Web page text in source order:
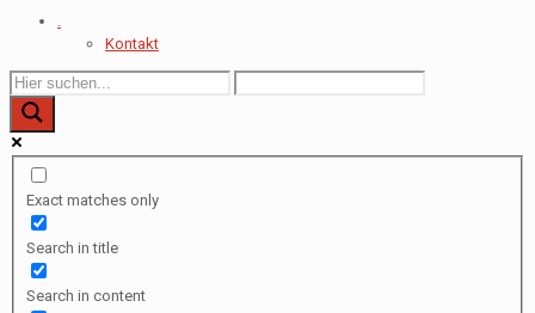
.
Kontakt
Exact matches only
Search in title
Search in content